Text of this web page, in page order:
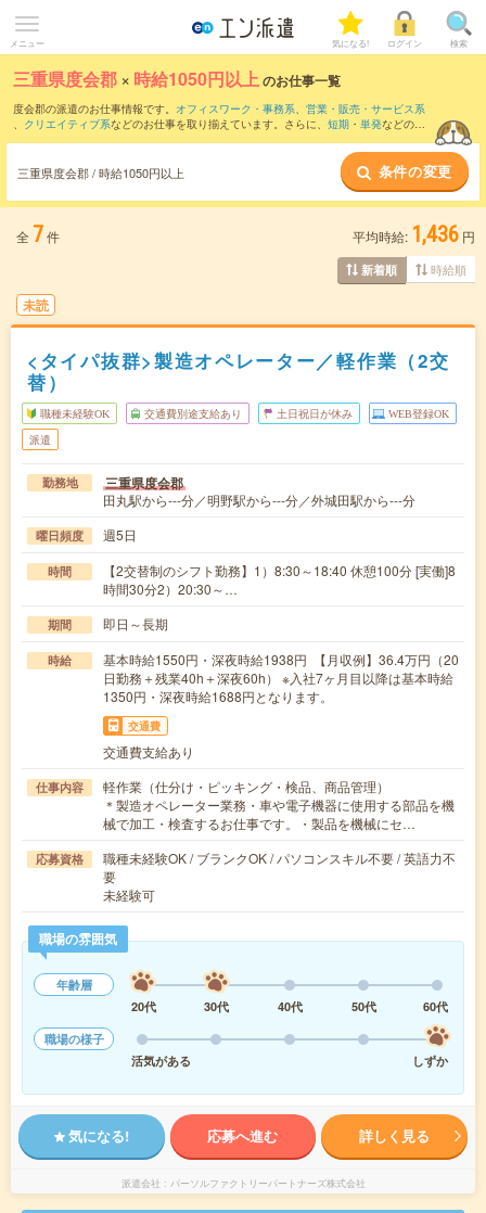
メニュー 気になる! ログイン 検索
三重県度会郡 × 時給1050円以上のお仕事一覧
度会郡の派遣のお仕事情報です。 オフィスワーク・事務系、 営業・販売・サービス系
、 クリエイティブ系などのお仕事を取り揃えています。さらに、 短期 ・ 単発などの期
時給1100円以上 ・1800円以上の求人はこちら
当サイトでは法令を遵守し、最低賃金以上の求人のみを掲載しています。
三重県度会郡 / 時給1050円以上 条件の変更
全 7件 平均時給: 1,436 円
新着順 時給順
未読
<タイパ抜群>製造オペレーター／軽作業（2交
替）
職種未経験OK 交通費別途支給あり 土日祝日が休み WEB登録OK
派遣
勤務地 三重県度会郡
田丸駅から---分／明野駅から---分／外城田駅から---分
曜日頻度 週5日
時間
【2交替制のシフト勤務】1）8:30～18:40 休憩100分 [実働]8
時間30分2）20:30～…
期間 即日～長期
時給
基本時給1550円・深夜時給1938円 【月収例】36.4万円（20
日勤務＋残業40h＋深夜60h） ※入社7ヶ月目以降は基本時給
1350円・深夜時給1688円となります。
交通費
交通費支給あり
仕事内容
軽作業（仕分け・ピッキング・検品、商品管理）
＊製造オペレーター業務・車や電子機器に使用する部品を機
械で加工・検査するお仕事です。・製品を機械にセ…
応募資格
職種未経験OK / ブランクOK / パソコンスキル不要 / 英語力不
要
未経験可
職場の雰囲気
年齢層
20代
30代 40代 50代
60代
職場の様子
活気がある
しずか
気になる! 応募へ進む 詳しく見る
派遣会社 パーソルファクトリーパートナーズ株式会社